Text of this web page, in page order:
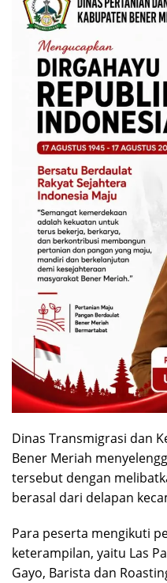
Dinas Transmigrasi dan
Bener Meriah
tersebut dengan
berasal dari delapan
Para peserta mengikuti
keterampilan, yaitu Las
Gayo, Barista dan